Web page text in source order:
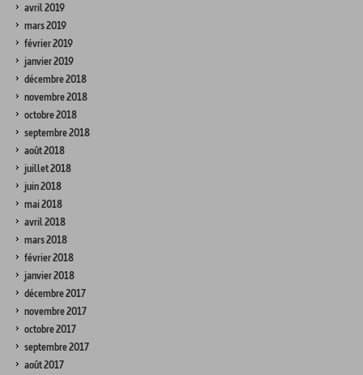
avril 2019
mars 2019
février 2019
janvier 2019
décembre 2018
novembre 2018
octobre 2018
septembre 2018
août 2018
juillet 2018
juin 2018
mai 2018
avril 2018
mars 2018
février 2018
janvier 2018
décembre 2017
novembre 2017
octobre 2017
septembre 2017
août 2017